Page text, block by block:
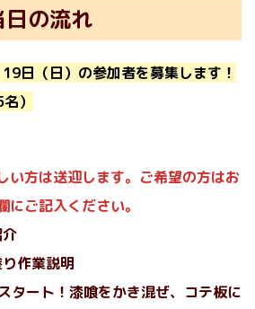
の流れ
日（日）の参加者を募集します！
）
方は送迎します。ご希望の方はお
ご記入ください。
作業説明
ート！漆喰をかき混ぜ、コテ板に